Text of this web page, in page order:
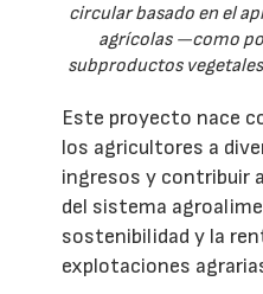
circular basado en el
agrícolas —como
subproductos
Este proyecto nace
los agricultores a
ingresos y contribuir
del sistema
sostenibilidad y la
explotaciones